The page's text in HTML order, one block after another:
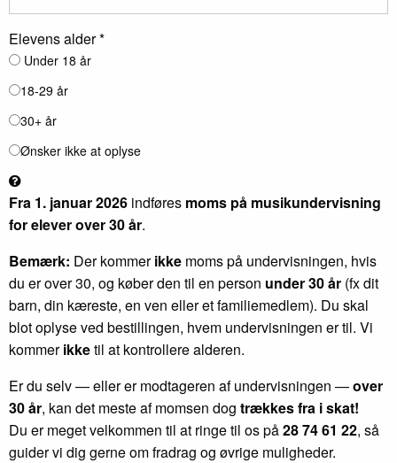
Elevens alder *
Under 18 år
18-29 år
30+ år
Ønsker ikke at oplyse
Fra 1. januar 2026 indføres moms på musikundervisning
for elever over 30 år.
Bemærk: Der kommerikke moms på undervisningen, hvis
du er over 30, og køber den til en person under 30 år (fx dit
barn, din kæreste, en ven eller et familiemedlem). Du skal
blot oplyse ved bestillingen, hvem undervisningen er til. Vi
kommerikketil at kontrollere alderen.
Er du selv — eller er modtageren af undervisningen —over
30 år, kan det meste af momsen dog trækkes fra i skat!
Du er meget velkommen til at ringe til os på28 74 61 22, så
guider vi dig gerne om fradrag og øvrige muligheder.